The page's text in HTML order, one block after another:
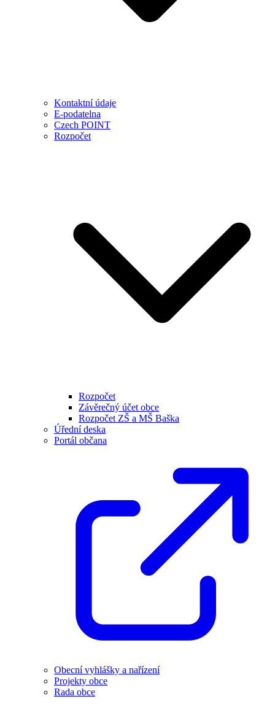
Kontaktní údaje
E-podatelna
Czech POINT
Rozpočet
Rozpočet
Závěrečný účet obce
Rozpočet ZŠ a MŠ Baška
Úřední deska
Portál občana
Obecní vyhlášky a nařízení
Projekty obce
Rada obce